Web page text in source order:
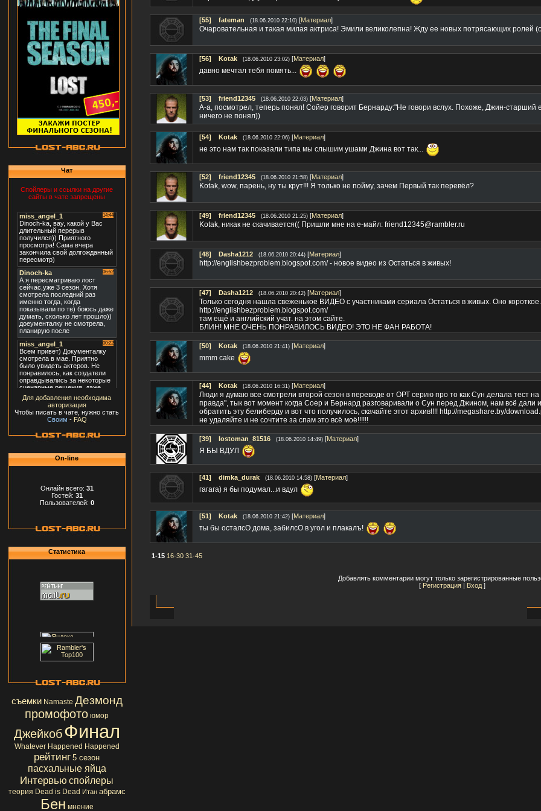
Чат
Спойлеры и ссылки на другие
сайты в чате запрещены
Для добавления необходима
авторизация
Чтобы писать в чате, нужно стать
Своим - FAQ
On-line
Онлайн всего: 31
Гостей: 31
Пользователей: 0
Статистика
съемки Namaste Дезмонд
промофото юмор
Джейкоб Финал
Whatever Happened Happened
рейтинг 5 сезон
пасхальные яйца
Интервью спойлеры
теория Dead is Dead Итан абрамс
Бен мнение
[55] fateman (18.06.2010 22:10)[Материал]
Очаровательная и такая милая актриса! Эмили великолепна! Жду ее новых потрясающих ролей
[56] Kotak (18.06.2010 23:02)[Материал]
давно мечтал тебя помять...
[53] friend12345 (18.06.2010 22:03)[Материал]
А-а, посмотрел, теперь понял! Сойер говорит Бернарду:"Не говори вслух. Похоже, Джин-старший
ничего не понял))
[54] Kotak (18.06.2010 22:06)[Материал]
не это нам так показали типа мы слышим ушами Джина вот так...
[52] friend12345 (18.06.2010 21:58)[Материал]
Kotak, wow, парень, ну ты крут!!! Я только не пойму, зачем Первый так перевёл?
[49] friend12345 (18.06.2010 21:25)[Материал]
Kotak, никак не скачивается(( Пришли мне на е-майл: friend12345@rambler.ru
[48] Dasha1212 (18.06.2010 20:44)[Материал]
http://englishbezproblem.blogspot.com/ - новое видео из Остаться в живых!
[47] Dasha1212 (18.06.2010 20:42)[Материал]
Только сегодня нашла свеженькое ВИДЕО с участниками сериала Остаться в живых. Оно
http://englishbezproblem.blogspot.com/
там ещё и английский учат. на этом сайте.
БЛИН! МНЕ ОЧЕНЬ ПОНРАВИЛОСЬ ВИДЕО! ЭТО НЕ ФАН РАБОТА!
[50] Kotak (18.06.2010 21:41)[Материал]
mmm cake
[44] Kotak (18.06.2010 16:31)[Материал]
Люди я думаю все смотрели второй сезон в переводе от ОРТ серию про то как Сун делала тест
правда", тык вот момент когда Соер и Бернард разговаривали о Сун перед Джином, нам всё
обратить эту белиберду и вот что получилось, скачайте этот архив!!!! http://megashare.by/
не удаляйте и не сочтите за спам это всё моё!!!!!!
[39] lostoman_81516 (18.06.2010 14:49)[Материал]
Я БЫ ВДУЛ
[41] dimka_durak (18.06.2010 14:58)[Материал]
гагага) я бы подумал...и вдул
[51] Kotak (18.06.2010 21:42)[Материал]
ты бы осталсО дома, забилсО в угол и плакалъ!
1-15 16-30 31-45
Добавлять комментарии могут только зарегистрированные
[ Регистрация Вход ]